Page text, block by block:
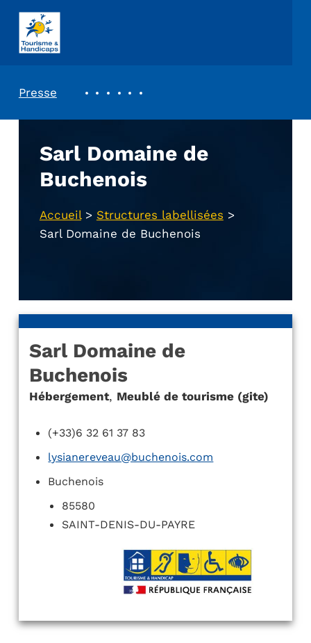
ASSOCIATION TOURISME ET HANDICAPS
Presse
Sarl Domaine de
Buchenois
Accueil> Structures labellisées >
Sarl Domaine de Buchenois
Sarl Domaine de
Buchenois
Hébergement, Meublé de tourisme (gite)
(+33)6 32 61 37 83
lysianereveau@buchenois.com
Buchenois
85580
SAINT-DENIS-DU-PAYRE